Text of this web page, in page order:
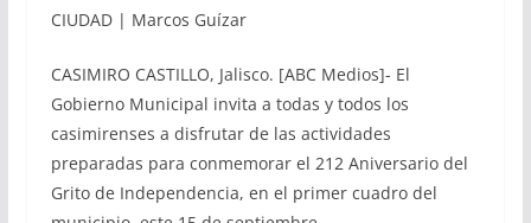
CIUDAD | Marcos Guízar
CASIMIRO CASTILLO, Jalisco. [ABC Medios]- El
Gobierno Municipal invita a todas y todos los
casimirenses a disfrutar de las actividades
preparadas para conmemorar el 212 Aniversario del
Grito de Independencia, en el primer cuadro del